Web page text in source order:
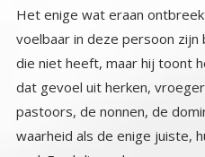
Het enige wat eraan
voelbaar in deze persoon zijn
die niet heeft, maar hij toont
dat gevoel uit herken, vroeger
pastoors, de nonnen, de
waarheid als de enige juiste,
god. En al die paden waren
onmogelijk, want we zijn